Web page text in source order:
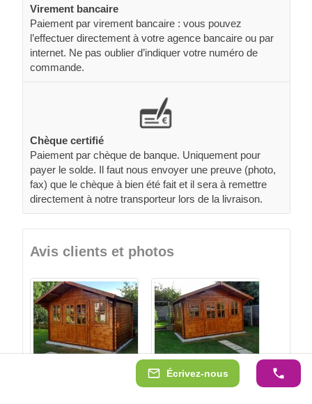
Virement bancaire
Paiement par virement bancaire : vous pouvez
l’effectuer directement à votre agence bancaire ou par
internet. Ne pas oublier d’indiquer votre numéro de
commande.
Chèque certifié
Paiement par chèque de banque. Uniquement pour
payer le solde. Il faut nous envoyer une preuve (photo,
fax) que le chèque à bien été fait et il sera à remettre
directement à notre transporteur lors de la livraison.
Avis clients et photos
Écrivez-nous